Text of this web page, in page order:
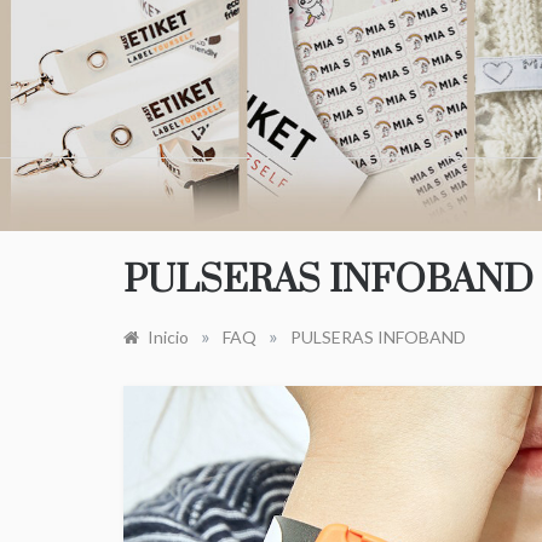
contenido
PULSERAS INFOBAND
Inicio » FAQ » PULSERAS INFOBAND